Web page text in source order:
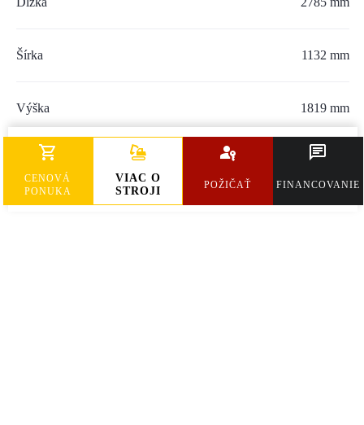
Šírka 1132 mm
Výška 1819 mm
Hmotnosť 2096 kg
CENOVÁ
PONUKA
VIAC O
STROJI
POŽIČAŤ FINANCOVANIE